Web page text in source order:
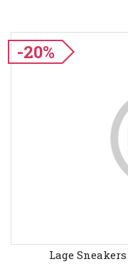
-20%
Lage